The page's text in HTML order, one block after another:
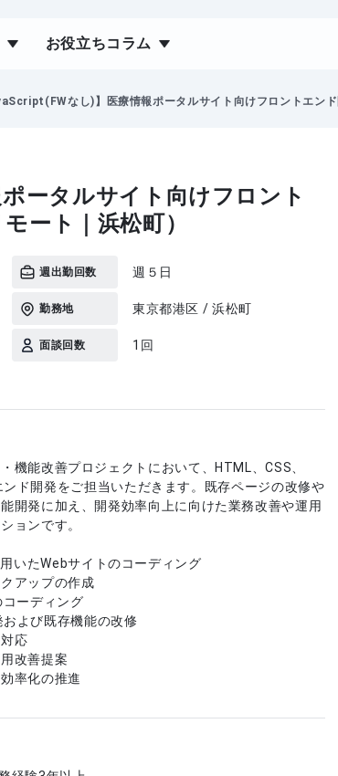
お役立ちコラム
なし)】医療情報ポータルサイト向けフロントエン
ータルサイト向けフロント
ート｜浜松町）
週出勤回数 週５日
勤務地 東京都港区 / 浜松町
面談回数 1回
機能改善プロジェクトにおいて、HTML、CSS、
ド開発をご担当いただきます。既存ページの改修や
開発に加え、開発効率向上に向けた業務改善や運用
ョンです。
いたWebサイトのコーディング
アップの作成
コーディング
よび既存機能の改修
応
改善提案
率化の推進